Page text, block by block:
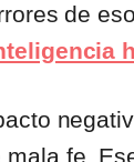
de
fe.